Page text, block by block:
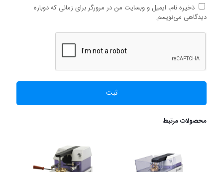
ذخیره نام، ایمیل و وبسایت من در مرورگر برای زمانی که دوباره
دیدگاهی می‌نویسم.
محصولات مرتبط